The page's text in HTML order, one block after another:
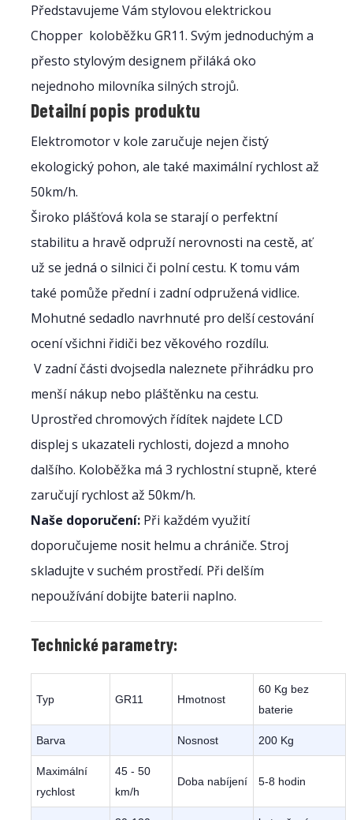
Představujeme Vám stylovou elektrickou
Chopper koloběžku GR11. Svým jednoduchým a
přesto stylovým designem přiláká oko
nejednoho milovníka silných strojů.
Detailní popis produktu
Elektromotor v kole zaručuje nejen čistý
ekologický pohon, ale také maximální rychlost až
50km/h.
Široko plášťová kola se starají o perfektní
stabilitu a hravě odpruží nerovnosti na cestě, ať
už se jedná o silnici či polní cestu. K tomu vám
také pomůže přední i zadní odpružená vidlice.
Mohutné sedadlo navrhnuté pro delší cestování
ocení všichni řidiči bez věkového rozdílu.
V zadní části dvojsedla naleznete přihrádku pro
menší nákup nebo pláštěnku na cestu.
Uprostřed chromových řídítek najdete LCD
displej s ukazateli rychlosti, dojezd a mnoho
dalšího. Koloběžka má 3 rychlostní stupně, které
zaručují rychlost až 50km/h.
Naše doporučení: Při každém využití
doporučujeme nosit helmu a chrániče. Stroj
skladujte v suchém prostředí. Při delším
nepoužívání dobijte baterii naplno.
Technické parametry:
Typ GR11 Hmotnost
60 Kg bez
baterie
Barva Nosnost 200 Kg
Maximální
rychlost
45 - 50
km/h
Doba nabíjení 5-8 hodin